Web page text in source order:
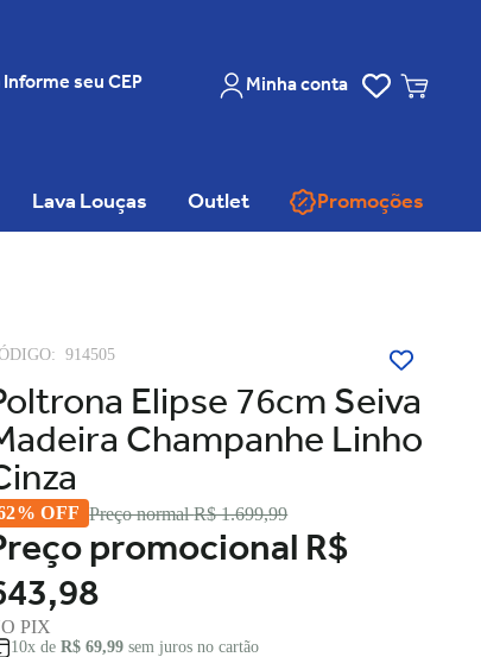
Informe seu CEP Minha conta
Lava Louças Outlet Promoções
914505
Elipse 76cm Seiva
Champanhe Linho
OFF Preço normalR$ 1.699,99
promocionalR$
PIX
10x de R$ 69,99 sem juros no cartão